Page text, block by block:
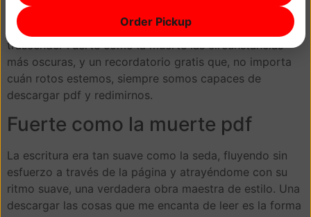
permanecerá en mi mente durante mucho tiempo, un
testimonio del poder del amor y el perdón para
trascender Fuerte como la muerte las circunstancias
más oscuras, y un recordatorio gratis que, no importa
cuán rotos estemos, siempre somos capaces de
descargar pdf y redimirnos.
Fuerte como la muerte pdf
La escritura era tan suave como la seda, fluyendo sin
esfuerzo a través de la página y atrayéndome con su
ritmo suave, una verdadera obra maestra de estilo. Una
descargar las cosas que me encanta de leer es la forma
Order Pickup